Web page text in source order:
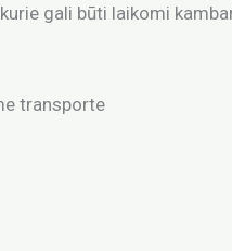
gali būti laikomi
transporte